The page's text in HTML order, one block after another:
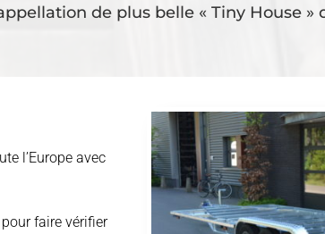
de plus belle « Tiny House »
l’Europe avec
faire vérifier